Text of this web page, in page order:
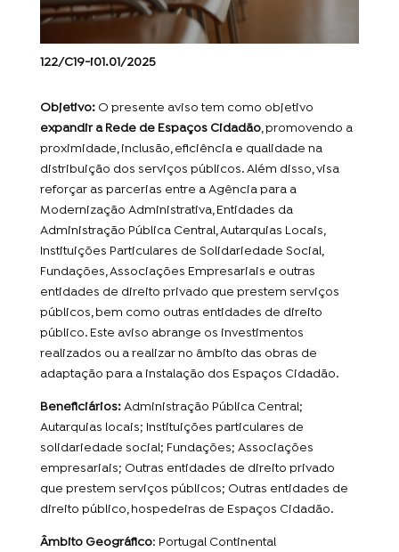
122/C19-i01.01/2025
Objetivo:O presente aviso tem como objetivo
expandir a Rede de Espaços Cidadão, promovendo a
proximidade, inclusão, eficiência e qualidade na
distribuição dos serviços públicos. Além disso, visa
reforçar as parcerias entre a Agência para a
Modernização Administrativa, Entidades da
Administração Pública Central, Autarquias Locais,
Instituições Particulares de Solidariedade Social,
Fundações, Associações Empresariais e outras
entidades de direito privado que prestem serviços
públicos, bem como outras entidades de direito
público. Este aviso abrange os investimentos
realizados ou a realizar no âmbito das obras de
adaptação para a instalação dos Espaços Cidadão.
Beneficiários:Administração Pública Central;
Autarquias locais; Instituições particulares de
solidariedade social; Fundações; Associações
empresariais; Outras entidades de direito privado
que prestem serviços públicos; Outras entidades de
direito público, hospedeiras de Espaços Cidadão.
Âmbito Geográfico: Portugal Continental